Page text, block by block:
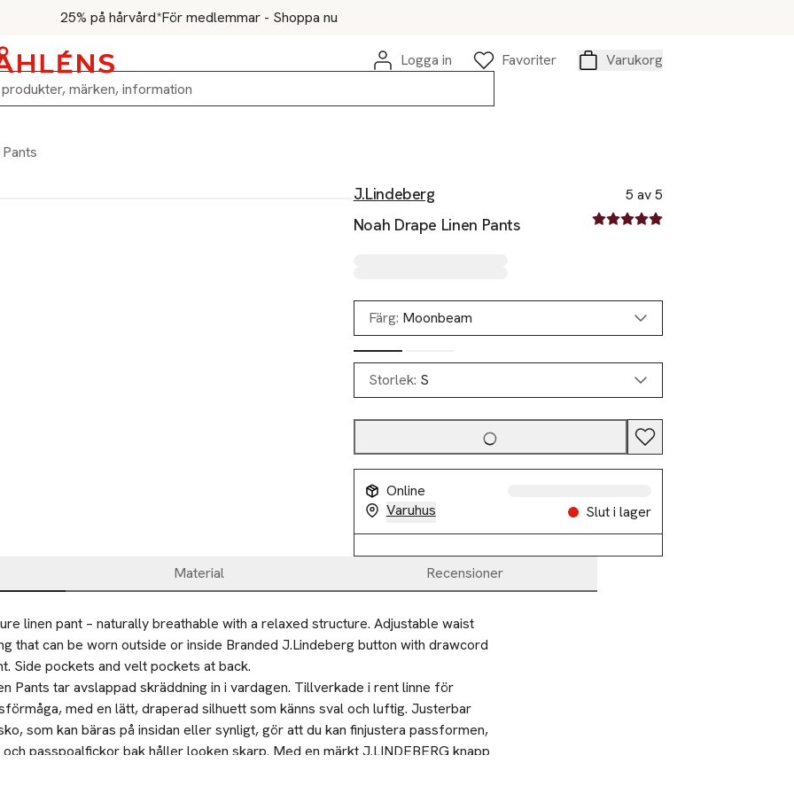
25% på hårvård*För medlemmar - Shoppa nu
Logga in
Favoriter
Varukorg
J.Lindeberg
Noah Drape Linen Pants
5 av 5
5 av fem stjärnor
Färg: Moonbeam
Storlek: S
Online
Varuhus
Slut i lager
Material Recensioner
linen pant – naturally breathable with a relaxed structure. Adjustable waist
that can be worn outside or inside Branded J.Lindeberg button with drawcord
Side pockets and velt pockets at back.
Pants tar avslappad skräddning in i vardagen. Tillverkade i rent linne för
med en lätt, draperad silhuett som känns sval och luftig. Justerbar
som kan bäras på insidan eller synligt, gör att du kan finjustera passformen,
passpoalfickor bak håller looken skarp. Med en märkt J.LINDEBERG knapp